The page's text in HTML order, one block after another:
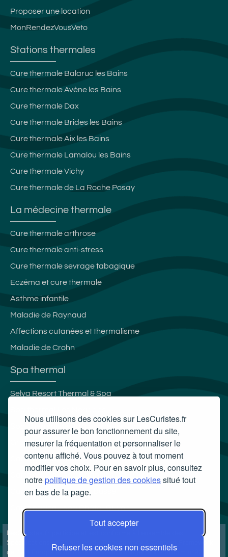
Nous utilisons des cookies sur LesCuristes.fr
pour assurer le bon fonctionnement du site,
mesurer la fréquentation et personnaliser le
contenu affiché. Vous pouvez à tout moment
modifier vos choix. Pour en savoir plus, consultez
notrepolitique de gestion des cookiessitué tout
en bas de la page.
Tout accepter
Refuser les cookies non essentiels
Proposer une location
MonRendezVousVeto
Stations thermales
Cure thermale Balaruc les Bains
Cure thermale Avène les Bains
Cure thermale Dax
Cure thermale Brides les Bains
Cure thermale Aix les Bains
Cure thermale Lamalou les Bains
Cure thermale Vichy
Cure thermale de La Roche Posay
La médecine thermale
Cure thermale arthrose
Cure thermale anti-stress
Cure thermale sevrage tabagique
Eczéma et cure thermale
Asthme infantile
Maladie de Raynaud
Affections cutanées et thermalisme
Maladie de Crohn
Spa thermal
Selya Resort Thermal & Spa
Spa Thermal de Bourbonne-les-Bains
Grand Spa thermal
Carte cadeau spa Vichy
Carte cadeau spa Bagnoles-de-l'Orne
Carte cadeau spa Saubusse
Carte cadeau spa Châtel-Guyon
LesCuristes.fr participe et est conforme à l'ensemble des
Spécifications et Politiques du Transparency & Consent Framework
de l'IAB Europe et utilise la Consent Management Platform n°92.